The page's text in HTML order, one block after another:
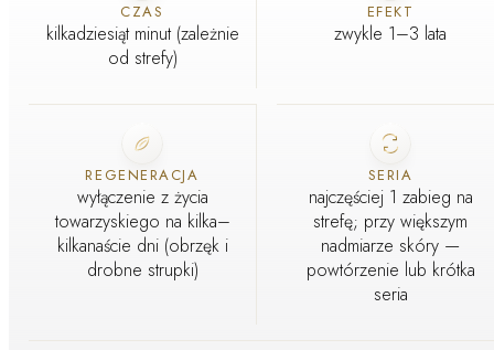
CZAS
kilkadziesiąt minut (zależnie
od strefy)
EFEKT
zwykle 1–3 lata
REGENERACJA
wyłączenie z życia
towarzyskiego na kilka–
kilkanaście dni (obrzęk i
drobne strupki)
SERIA
najczęściej 1 zabieg na
strefę; przy większym
nadmiarze skóry —
powtórzenie lub krótka
seria